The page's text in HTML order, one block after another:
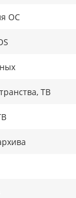
ОС
TB